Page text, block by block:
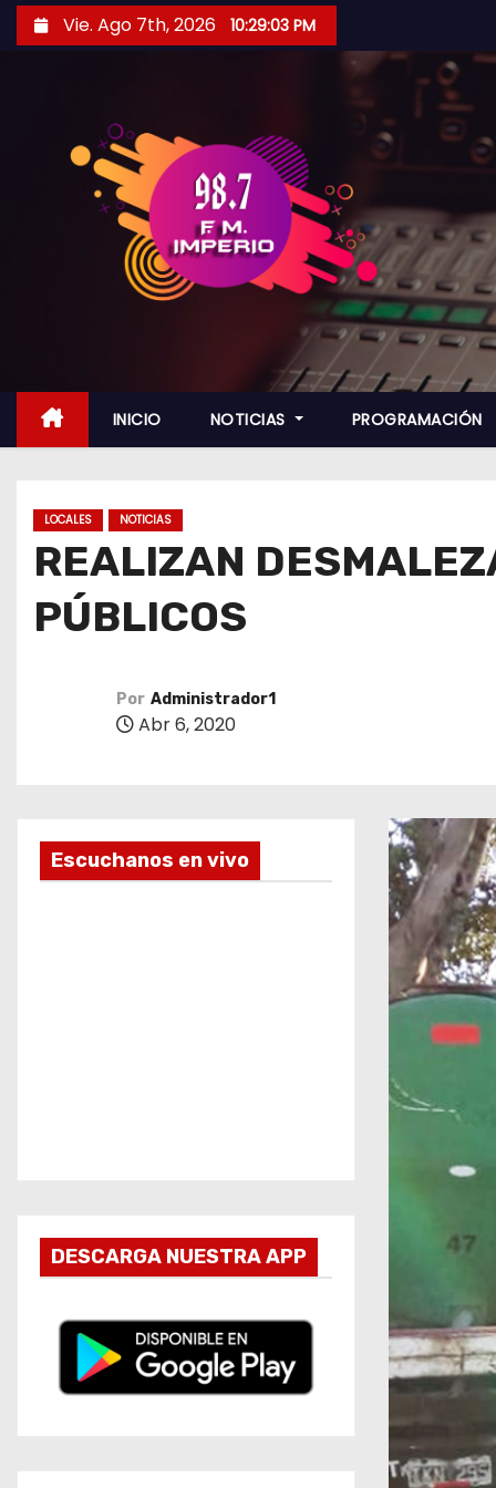
i
Vie. Ago 7th, 2026 10:29:05 PM
INICIO NOTICIAS PROGRAMACIÓN
LOCALES NOTICIAS
REALIZAN
PÚBLICOS
Por Administrador1
Abr 6, 2020
Escuchanos en vivo
DESCARGA NUESTRA APP